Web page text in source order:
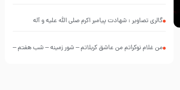
گالری تصاویر : شهادت پیامبر اکرم صلی الله علیه و آله
من غلام نوکراتم من عاشق کربلاتم – شور زمینه – شب هفتم –